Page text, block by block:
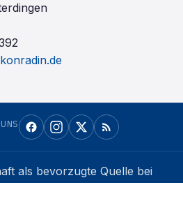
als bevorzugte Quelle bei